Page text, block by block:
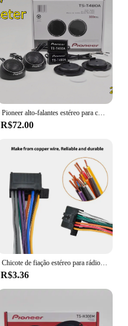
Pioneer alto-falantes estéreo para carro, música, cúpula macia, tweeters de carro balanceados, 300w, áudio de carro, filme de seda, caixas de alto-falante, modificação de alto tom
R$72.00
Chicote de fiação estéreo para rádio de carro de 16 pinos para modelo Pioneer DEH 2010-Up para DEH-1500 DEH-5 DEH-P25 DEH-P350 DEH-P5500MP DEH-P3
R$3.36